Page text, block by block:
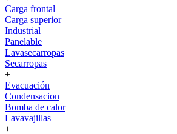
Carga frontal
Carga superior
Industrial
Panelable
Lavasecarropas
Secarropas
+
Evacuación
Condensacion
Bomba de calor
Lavavajillas
+